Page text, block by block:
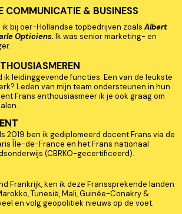
COMMUNICATIE & BUSINESS
ik bij oer-Hollandse topbedrijven zoals Albert
Opticiens.Ik was senior marketing- en
ik leidinggevende functies. Een van de leukste
Leden van mijn team ondersteunen in hun
Frans enthousiasmeer ik je ook graag om
2019 ben ik gediplomeerd docent Frans via de
Île-de-France en het Frans nationaal
(CBRKO-gecertificeerd).
Frankrijk, ken ik deze Franssprekende landen
Tunesië, Mali, Guinée-Conakry &
en volg geopolitiek nieuws op de voet.